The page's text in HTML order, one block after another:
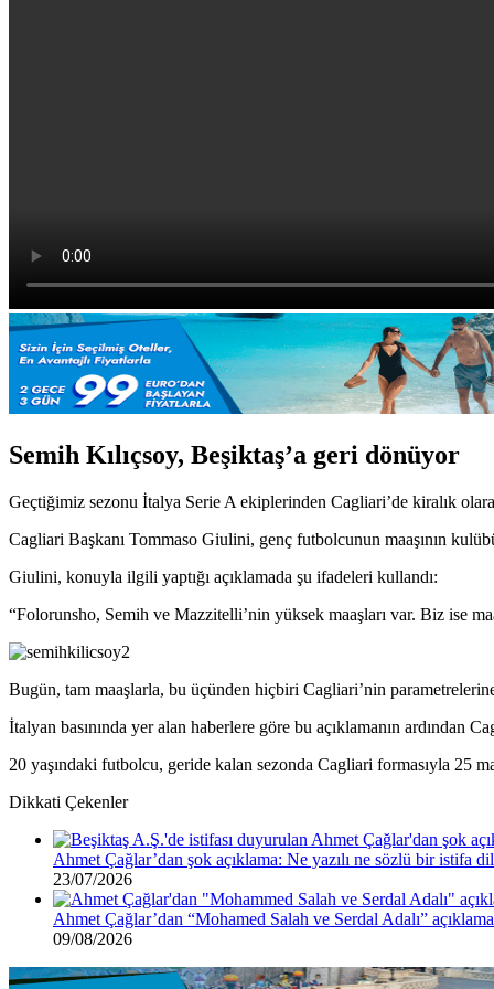
Semih Kılıçsoy, Beşiktaş’a geri dönüyor
Geçtiğimiz sezonu İtalya Serie A ekiplerinden Cagliari’de kiralık
Cagliari Başkanı Tommaso Giulini, genç futbolcunun maaşının
Giulini, konuyla ilgili yaptığı açıklamada şu ifadeleri kullandı:
“Folorunsho, Semih ve Mazzitelli’nin yüksek maaşları var. Biz ise
Bugün, tam maaşlarla, bu üçünden hiçbiri Cagliari’nin
İtalyan basınında yer alan haberlere göre bu açıklamanın ardından
20 yaşındaki futbolcu, geride kalan sezonda Cagliari formasıyla 25
Dikkati Çekenler
Ahmet Çağlar’dan şok açıklama: Ne yazılı ne sözlü bir istifa
23/07/2026
Ahmet Çağlar’dan “Mohamed Salah ve Serdal Adalı”
09/08/2026